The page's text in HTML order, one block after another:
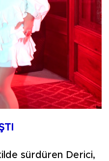
sürdüren Derici,